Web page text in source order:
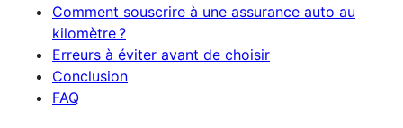
Comment souscrire à une assurance auto au
kilomètre ?
Erreurs à éviter avant de choisir
Conclusion
FAQ